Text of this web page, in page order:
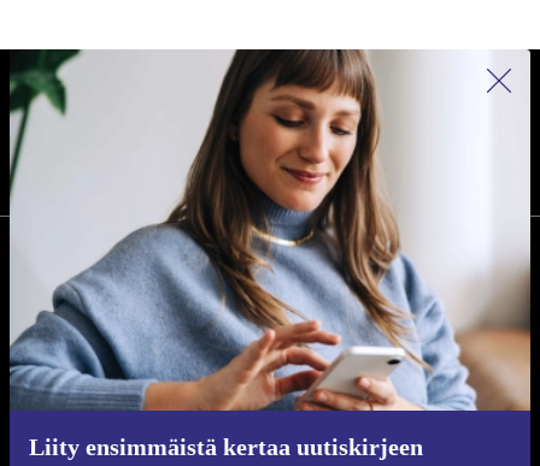
Liity ensimmäistä kertaa uutiskirjeen
REFURBED SUOMI - RETHINK NEW.
SEURAA MEITÄ
YRITYS
Miksi refurbed
Kunnostusprosessi
Kestävyys
Laatu